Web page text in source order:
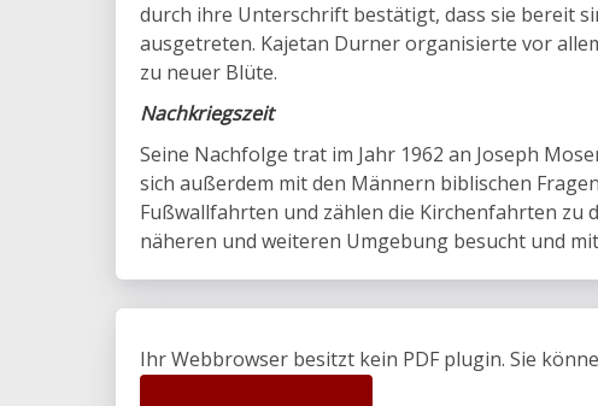
durch ihre Unterschrift bestätigt, dass sie bereit
ausgetreten. Kajetan Durner organisierte vor
zu neuer Blüte.
Nachkriegszeit
Seine Nachfolge trat im Jahr 1962 an Joseph
sich außerdem mit den Männern biblischen
Fußwallfahrten und zählen die Kirchenfahrten zu
näheren und weiteren Umgebung besucht und
Ihr Webbrowser besitzt kein PDF plugin. Sie